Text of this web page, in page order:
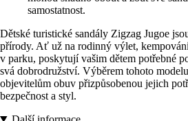
samostatnost.
Dětské turistické sandály Zigzag Jugoe
přírody. Ať už na rodinný výlet,
v parku, poskytují vašim dětem potřebné
svá dobrodružství. Výběrem tohoto
objevitelům obuv přizpůsobenou jejich
bezpečnost a styl.